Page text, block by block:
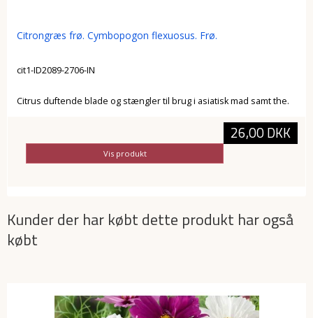
Citrongræs frø. Cymbopogon flexuosus. Frø.
cit1-ID2089-2706-IN
Citrus duftende blade og stængler til brug i asiatisk mad samt the.
26,00 DKK
Vis produkt
Kunder der har købt dette produkt har også
købt